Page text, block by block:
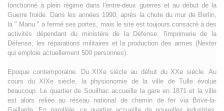
fonctionné à plein régime dans l'entre-deux guerres et au début de la
Guerre froide. Dans les années 1990, après la chute du mur de Berlin,
la " Manu " a fermé ses portes, mais le site est toujours consacré à des
activités dépendant du ministère de la Défense: l'imprimerie de la
Défense, les réparations militaires et la production des armes (Nexter
qui emploie actuellement 500 personnes).
Epoque contemporaine. Du XIXe siècle au début du XXe siècle. Au
cours du XIXe siècle, la physionomie de la ville de Tulle évolue
beaucoup. Le quartier de Souilhac accueille la gare en 1871 et la ville
est alors reliée au réseau national de chemin de fer via Brive-la-